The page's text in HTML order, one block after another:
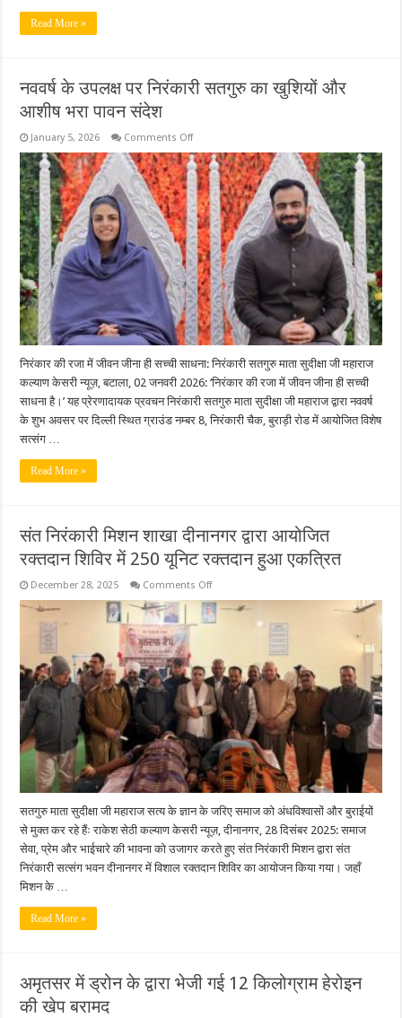
Read More »
नववर्ष के उपलक्ष पर निरंकारी सतगुरु का खुशियों और
आशीष भरा पावन संदेश
January 5, 2026 Comments Offon
के
उपलक्ष
पर
निरंकारी
सतगुरु
का
खुशियों
और
आशीष
भरा
पावन
संदेश
निरंकार की रजा में जीवन जीना ही सच्ची साधना: निरंकारी सतगुरु माता सुदीक्षा जी महाराज
कल्याण केसरी न्यूज़, बटाला, 02 जनवरी 2026: ‘निरंकार की रजा में जीवन जीना ही सच्ची
साधना है।’ यह प्रेरणादायक प्रवचन निरंकारी सतगुरु माता सुदीक्षा जी महाराज द्वारा नववर्ष
के शुभ अवसर पर दिल्ली स्थित ग्राउंड नम्बर 8, निरंकारी चैक, बुराड़ी रोड में आयोजित विशेष
सत्संग …
Read More »
संत निरंकारी मिशन शाखा दीनानगर द्वारा आयोजित
रक्तदान शिविर में 250 यूनिट रक्तदान हुआ एकत्रित
December 28, 2025 Comments Offon
निरंकारी
मिशन
आयोजित
रक्तदान
शिविर
में
250
यूनिट
रक्तदान
हुआ
एकत्रित
सतगुरु माता सुदीक्षा जी महाराज सत्य के ज्ञान के जरिए समाज को अंधविश्वासों और बुराईयों
से मुक्त कर रहे हैंः राकेश सेठी कल्याण केसरी न्यूज़, दीनानगर, 28 दिसंबर 2025: समाज
सेवा, प्रेम और भाईचारे की भावना को उजागर करते हुए संत निरंकारी मिशन द्वारा संत
निरंकारी सत्संग भवन दीनानगर में विशाल रक्तदान शिविर का आयोजन किया गया। जहाँ
मिशन के …
Read More »
अमृतसर में ड्रोन के द्वारा भेजी गई 12 किलोग्राम हेरोइन
की खेप बरामद